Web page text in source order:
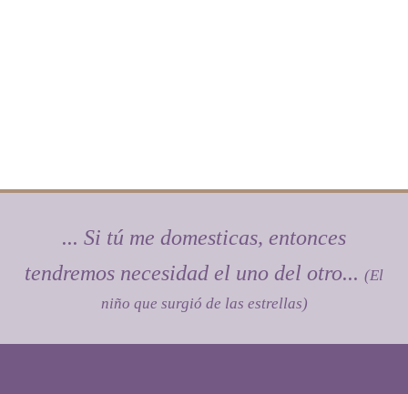
... Si tú me domesticas, entonces
tendremos necesidad el uno del otro... (El
niño que surgió de las estrellas)